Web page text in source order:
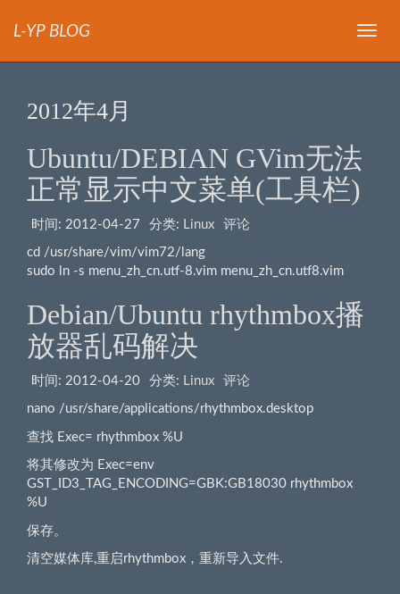
导
L-YP BLOG
2012年4月
Ubuntu/DEBIAN GVim无法
正常显示中文菜单(工具栏)
时间: 2012-04-27 分类: Linux 评论
cd /usr/share/vim/vim72/lang
sudo ln -s menu_zh_cn.utf-8.vim menu_zh_cn.utf8.vim
Debian/Ubuntu rhythmbox播
放器乱码解决
时间: 2012-04-20 分类: Linux 评论
nano /usr/share/applications/rhythmbox.desktop
查找 Exec= rhythmbox %U
将其修改为 Exec=env
GST_ID3_TAG_ENCODING=GBK:GB18030 rhythmbox
%U
保存。
清空媒体库,重启rhythmbox，重新导入文件.